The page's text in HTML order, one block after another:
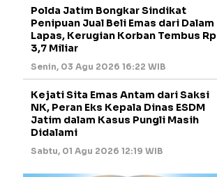
Polda Jatim Bongkar Sindikat
Penipuan Jual Beli Emas dari Dalam
Lapas, Kerugian Korban Tembus Rp
3,7 Miliar
Senin, 03 Agu 2026 16:22 WIB
Kejati Sita Emas Antam dari Saksi
NK, Peran Eks Kepala Dinas ESDM
Jatim dalam Kasus Pungli Masih
Didalami
Sabtu, 01 Agu 2026 12:19 WIB